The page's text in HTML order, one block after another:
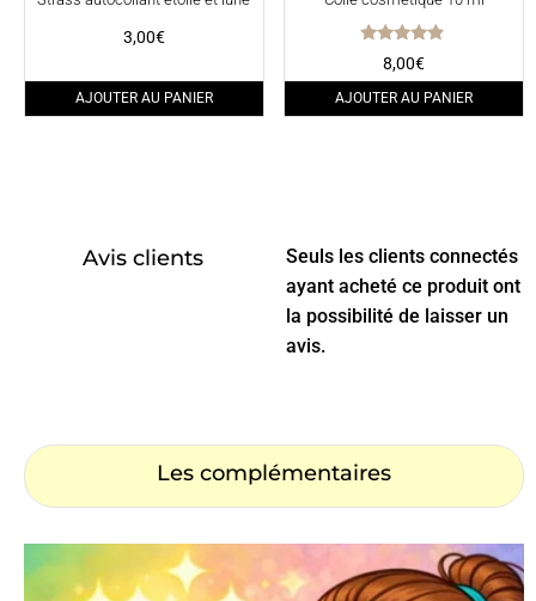
3,00€
AJOUTER AU PANIER
Note
4.67
sur 5
8,00€
AJOUTER AU PANIER
Avis clients
Seuls les clients connectés
ayant acheté ce produit ont
la possibilité de laisser un
avis.
Les complémentaires